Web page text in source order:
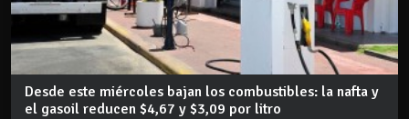
Desde este miércoles bajan los combustibles: la nafta y
el gasoil reducen $4,67 y $3,09 por litro